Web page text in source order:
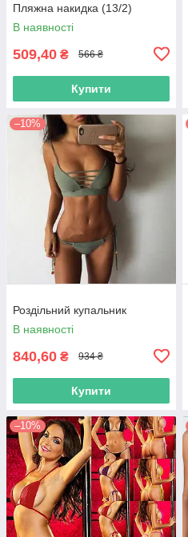
Пляжна накидка (13/2)
В наявності
509,40 ₴ 566 ₴
Купити
–10%
Роздільний купальник
В наявності
840,60 ₴ 934 ₴
Купити
–10%